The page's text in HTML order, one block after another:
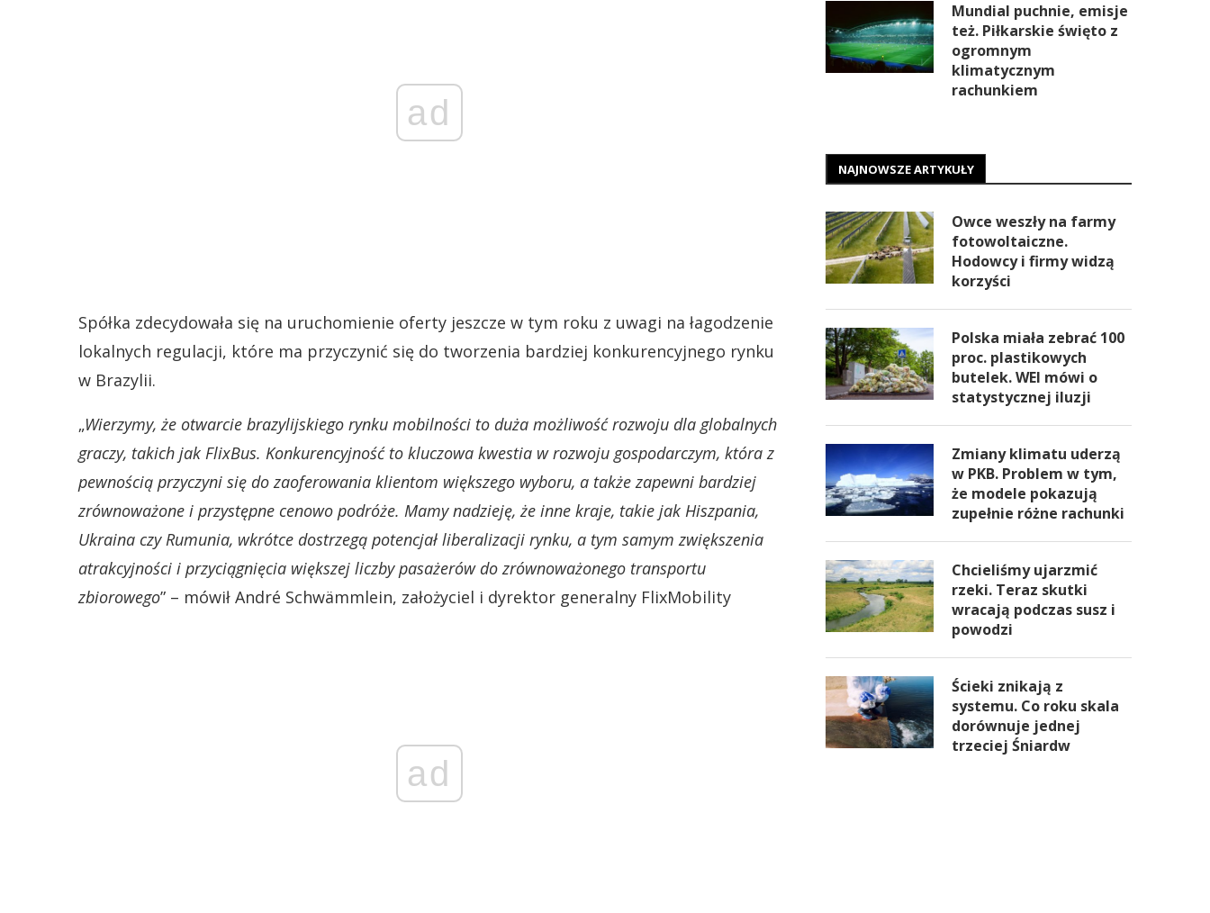
ad
Spółka zdecydowała się na uruchomienie oferty jeszcze w tym roku z uwagi na łagodzenie
lokalnych regulacji, które ma przyczynić się do tworzenia bardziej konkurencyjnego rynku
w Brazylii.
„Wierzymy, że otwarcie brazylijskiego rynku mobilności to duża możliwość rozwoju dla globalnych
graczy, takich jak FlixBus. Konkurencyjność to kluczowa kwestia w rozwoju gospodarczym, która z
pewnością przyczyni się do zaoferowania klientom większego wyboru, a także zapewni bardziej
zrównoważone i przystępne cenowo podróże. Mamy nadzieję, że inne kraje, takie jak Hiszpania,
Ukraina czy Rumunia, wkrótce dostrzegą potencjał liberalizacji rynku, a tym samym zwiększenia
atrakcyjności i przyciągnięcia większej liczby pasażerów do zrównoważonego transportu
zbiorowego” – mówił André Schwämmlein, założyciel i dyrektor generalny FlixMobility
ad
Mundial puchnie, emisje
też. Piłkarskie święto z
ogromnym
klimatycznym
rachunkiem
NAJNOWSZE ARTYKUŁY
Owce weszły na farmy
fotowoltaiczne.
Hodowcy i firmy widzą
korzyści
Polska miała zebrać 100
proc. plastikowych
butelek. WEI mówi o
statystycznej iluzji
Zmiany klimatu uderzą
w PKB. Problem w tym,
że modele pokazują
zupełnie różne rachunki
Chcieliśmy ujarzmić
rzeki. Teraz skutki
wracają podczas susz i
powodzi
Ścieki znikają z
systemu. Co roku skala
dorównuje jednej
trzeciej Śniardw